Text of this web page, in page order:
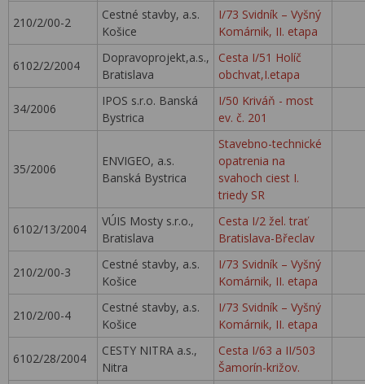
210/2/00-2
Cestné stavby, a.s.
Košice
I/73 Svidník – Vyšný
Komárnik, II. etapa
6102/2/2004
Dopravoprojekt,a.s.,
Bratislava
Cesta I/51 Holíč
obchvat,I.etapa
34/2006
IPOS s.r.o. Banská
Bystrica
I/50 Kriváň - most
ev. č. 201
35/2006
ENVIGEO, a.s.
Banská Bystrica
Stavebno-technické
opatrenia na
svahoch ciest I.
triedy SR
6102/13/2004
VÚIS Mosty s.r.o.,
Bratislava
Cesta I/2 žel. trať
Bratislava-Břeclav
210/2/00-3
Cestné stavby, a.s.
Košice
I/73 Svidník – Vyšný
Komárnik, II. etapa
210/2/00-4
Cestné stavby, a.s.
Košice
I/73 Svidník – Vyšný
Komárnik, II. etapa
6102/28/2004
CESTY NITRA a.s.,
Nitra
Cesta I/63 a II/503
Šamorín-križov.